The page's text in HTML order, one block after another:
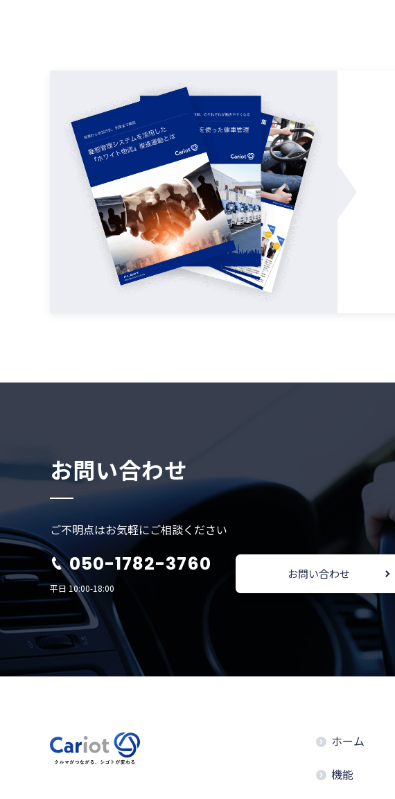
お問い合わせ
ご不明点はお気軽にご相談ください
050-1782-3760
平日 10:00-18:00
お問い合わせ
ホーム
機能